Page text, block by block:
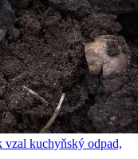
vzal kuchyňský odpad,